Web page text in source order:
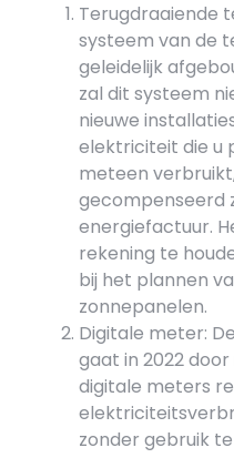
Terugdraaiende
systeem van de
geleidelijk
zal dit systeem
nieuwe
elektriciteit die u
meteen
gecompenseerd
energiefactuur.
rekening te
bij het plannen
zonnepanelen.
Digitale meter:
gaat in 2022
digitale meters
zonder gebruik